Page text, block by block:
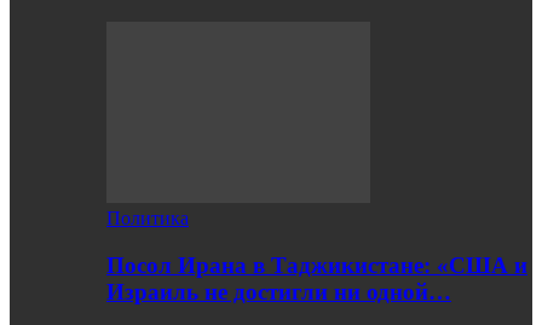
Политика
Посол Ирана в Таджикистане: «США и
Израиль не достигли ни одной…